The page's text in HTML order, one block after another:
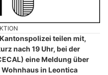
teilen mit,
nach 19 Uhr, bei der
eine Meldung über
in Leontica